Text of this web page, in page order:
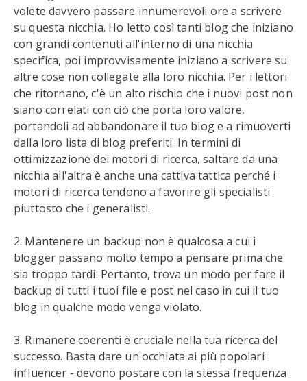
volete davvero passare innumerevoli ore a scrivere
su questa nicchia. Ho letto così tanti blog che iniziano
con grandi contenuti all'interno di una nicchia
specifica, poi improvvisamente iniziano a scrivere su
altre cose non collegate alla loro nicchia. Per i lettori
che ritornano, c'è un alto rischio che i nuovi post non
siano correlati con ciò che porta loro valore,
portandoli ad abbandonare il tuo blog e a rimuoverti
dalla loro lista di blog preferiti. In termini di
ottimizzazione dei motori di ricerca, saltare da una
nicchia all'altra è anche una cattiva tattica perché i
motori di ricerca tendono a favorire gli specialisti
piuttosto che i generalisti.
2. Mantenere un backup non è qualcosa a cui i
blogger passano molto tempo a pensare prima che
sia troppo tardi. Pertanto, trova un modo per fare il
backup di tutti i tuoi file e post nel caso in cui il tuo
blog in qualche modo venga violato.
3. Rimanere coerenti è cruciale nella tua ricerca del
successo. Basta dare un'occhiata ai più popolari
influencer - devono postare con la stessa frequenza